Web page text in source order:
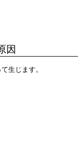
因
生じます。